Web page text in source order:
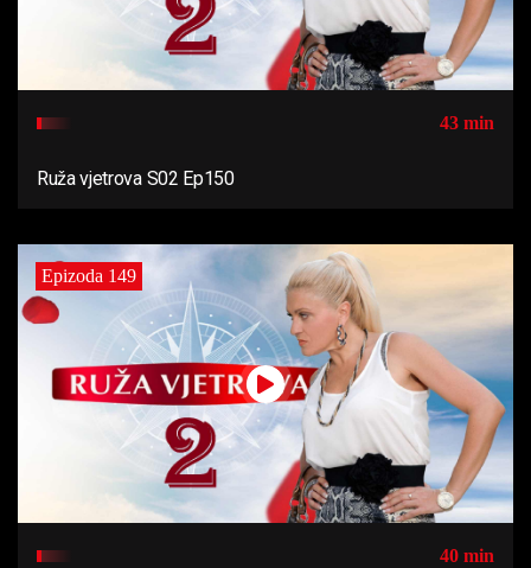
43 min
Ruža vjetrova S02 Ep150
Epizoda 149
40 min